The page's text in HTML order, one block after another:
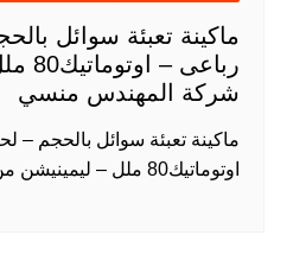
ماكينة تعبئة سوائل
شركة المهندس منسي
ماكينة تعبئة سوائل بالحجم –
اوتوماتيك80 ملل – ليمينيشن من